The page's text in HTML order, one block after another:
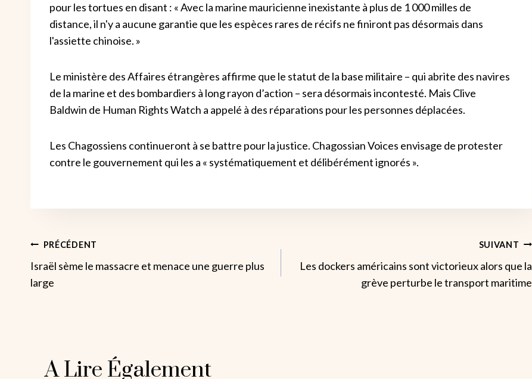
pour les tortues en disant : « Avec la marine mauricienne inexistante à plus de 1 000 milles de
distance, il n'y a aucune garantie que les espèces rares de récifs ne finiront pas désormais dans
l'assiette chinoise. »
Le ministère des Affaires étrangères affirme que le statut de la base militaire – qui abrite des navires
de la marine et des bombardiers à long rayon d’action – sera désormais incontesté. Mais Clive
Baldwin de Human Rights Watch a appelé à des réparations pour les personnes déplacées.
Les Chagossiens continueront à se battre pour la justice. Chagossian Voices envisage de protester
contre le gouvernement qui les a « systématiquement et délibérément ignorés ».
Navigation
De
PRÉCÉDENT
Israël sème le massacre et menace une guerre plus
large
SUIVANT
Les dockers américains sont victorieux alors que la
grève perturbe le transport maritime
A Lire Également